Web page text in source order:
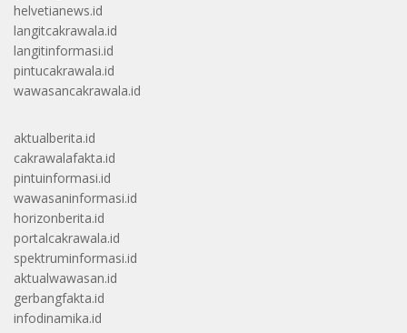
helvetianews.id
langitcakrawala.id
langitinformasi.id
pintucakrawala.id
wawasancakrawala.id
aktualberita.id
cakrawalafakta.id
pintuinformasi.id
wawasaninformasi.id
horizonberita.id
portalcakrawala.id
spektruminformasi.id
aktualwawasan.id
gerbangfakta.id
infodinamika.id